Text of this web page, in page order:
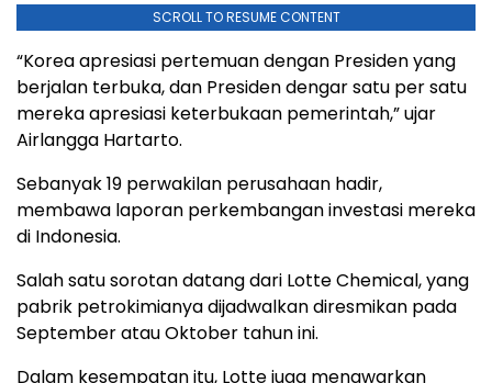
SCROLL TO RESUME CONTENT
“Korea apresiasi pertemuan dengan Presiden yang
berjalan terbuka, dan Presiden dengar satu per satu
mereka apresiasi keterbukaan pemerintah,” ujar
Airlangga Hartarto.
Sebanyak 19 perwakilan perusahaan hadir,
membawa laporan perkembangan investasi mereka
di Indonesia.
Salah satu sorotan datang dari Lotte Chemical, yang
pabrik petrokimianya dijadwalkan diresmikan pada
September atau Oktober tahun ini.
Dalam kesempatan itu, Lotte juga menawarkan